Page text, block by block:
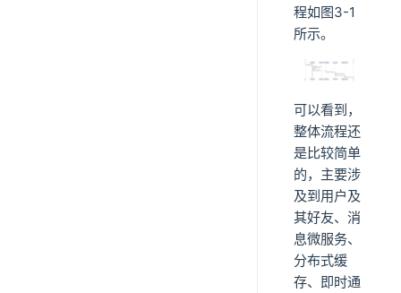
程如图3-1
所示。
可以看到，
整体流程还
是比较简单
的，主要涉
及到用户及
其好友、消
息微服务、
分布式缓
存、即时通